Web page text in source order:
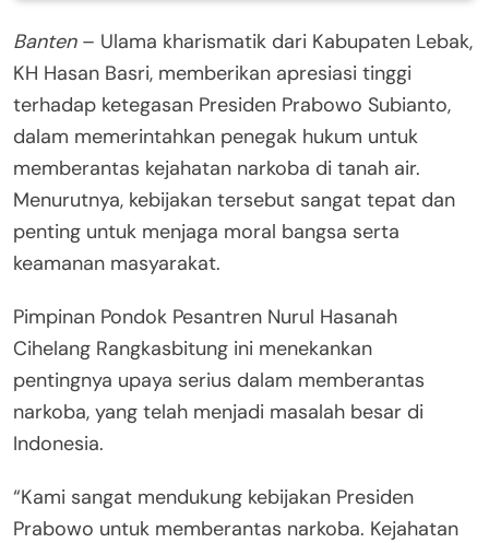
Banten– Ulama kharismatik dari Kabupaten Lebak,
KH Hasan Basri, memberikan apresiasi tinggi
terhadap ketegasan Presiden Prabowo Subianto,
dalam memerintahkan penegak hukum untuk
memberantas kejahatan narkoba di tanah air.
Menurutnya, kebijakan tersebut sangat tepat dan
penting untuk menjaga moral bangsa serta
keamanan masyarakat.
Pimpinan Pondok Pesantren Nurul Hasanah
Cihelang Rangkasbitung ini menekankan
pentingnya upaya serius dalam memberantas
narkoba, yang telah menjadi masalah besar di
Indonesia.
“Kami sangat mendukung kebijakan Presiden
Prabowo untuk memberantas narkoba. Kejahatan